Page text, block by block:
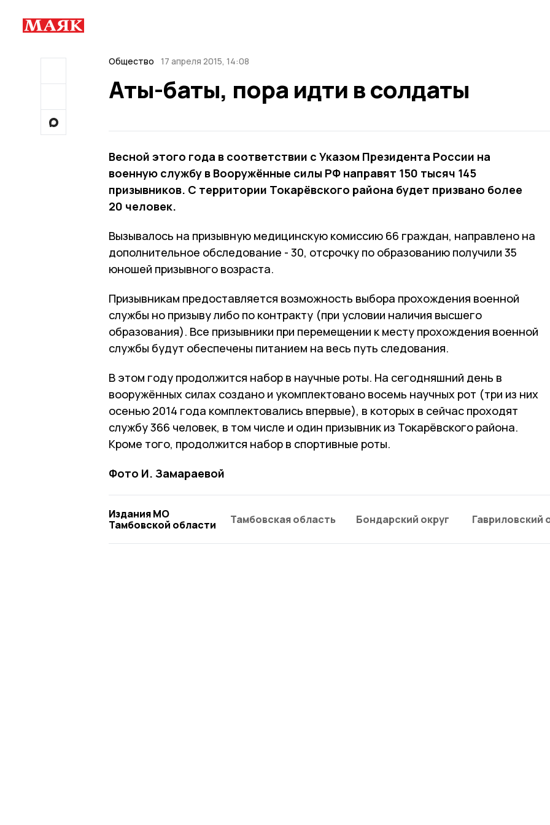
Общество 17 апреля 2015, 14:08
Аты-баты, пора идти в солдаты
Весной этого года в соответствии с Указом Президента России на
военную службу в Вооружённые силы РФ направят 150 тысяч 145
призывников. С территории Токарёвского района будет призвано более
20 человек.
Вызывалось на призывную медицинскую комиссию 66 граждан, направлено на
дополнительное обследование - 30, отсрочку по образованию получили 35
юношей призывного возраста.
Призывникам предоставляется возможность выбора прохождения военной
службы но призыву либо по контракту (при условии наличия высшего
образования). Все призывники при перемещении к месту прохождения военной
службы будут обеспечены питанием на весь путь следования.
В этом году продолжится набор в научные роты. На сегодняшний день в
вооружённых силах создано и укомплектовано восемь научных рот (три из них
осенью 2014 года комплектовались впервые), в которых в сейчас проходят
службу 366 человек, в том числе и один призывник из Токарёвского района.
Кроме того, продолжится набор в спортивные роты.
Фото И. Замараевой
Издания МО
Тамбовской области
Тамбовская область Бондарский округ Гавриловский